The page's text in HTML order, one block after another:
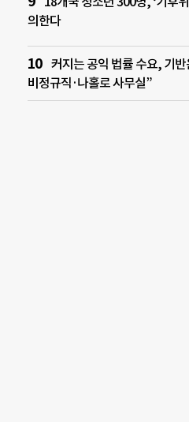
의한다
커지는 공익 법률 수요, 기
비정규직·나홀로 사무실”